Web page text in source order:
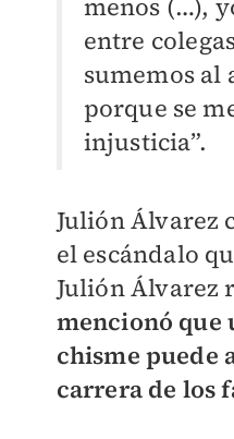
menos (…),
entre
sumemos al
porque se
injusticia”.
Julión Álvarez
el escándalo
Julión Álvarez
mencionó que
chisme puede
carrera de los